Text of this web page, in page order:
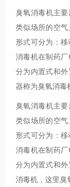
臭氧消毒机主
类似场所的空气
形式可分为：移
消毒机在制药厂
分为内置式和外
器称为臭氧消毒机
臭氧消毒机主
类似场所的空气
形式可分为：移
消毒机在制药厂
分为内置式和外
消毒机，这里